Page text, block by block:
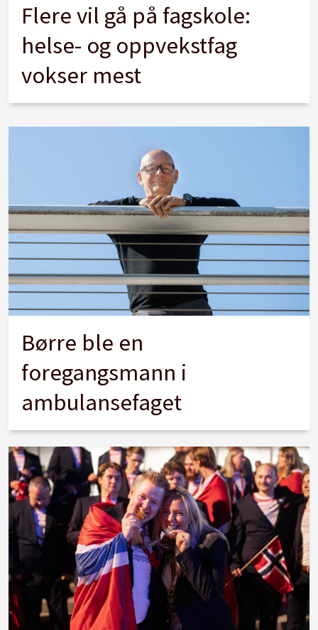
Flere vil gå på fagskole:
helse- og oppvekstfag
vokser mest
Børre ble en
foregangsmann i
ambulansefaget